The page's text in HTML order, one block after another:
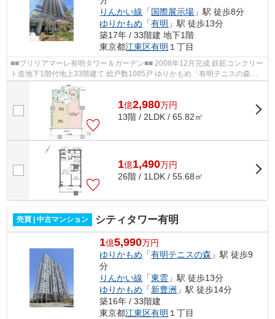
りんかい線 「国際展示場 」駅 徒歩8分
ゆりかもめ 「有明 」駅 徒歩13分
築17年 / 33階建 地下1階
東京都江東区有明 １丁目
■■ブリリアマーレ有明タワー＆ガーデン■■ 2008年12月完成 鉄筋コンクリー
ト造地下1階付地上33階建て 総戸数1085戸 ゆりかもめ「有明テニスの森」
駅徒歩5分 りんかい線「国際展示場」...
1億2,980万円
13階 / 2LDK / 65.82㎡
1億1,490万円
26階 / 1LDK / 55.68㎡
売買 | 中古マンション シティタワー有明
1億5,990万円
ゆりかもめ 「有明テニスの森 」駅 徒歩9
分
りんかい線 「東雲 」駅 徒歩13分
ゆりかもめ 「新豊洲 」駅 徒歩14分
築16年 / 33階建
東京都江東区有明 １丁目